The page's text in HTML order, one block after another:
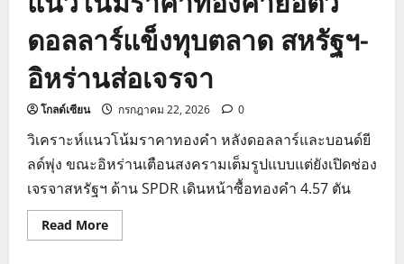
ดอลลาร์แข็งทุบตลาด สหรัฐฯ-
อิหร่านส่อเจรจา
โกลด์เซียน กรกฎาคม 22, 2026 0
วิเคราะห์แนวโน้มราคาทองคำ หลังดอลลาร์และบอนด์ยี
ลด์พุ่ง ขณะอิหร่านเตือนสงครามเต็มรูปแบบแต่ยังเปิดช่อง
เจรจาสหรัฐฯ ด้าน SPDR เดินหน้าซื้อทองคำ 4.57 ตัน
Read MoreRead
more